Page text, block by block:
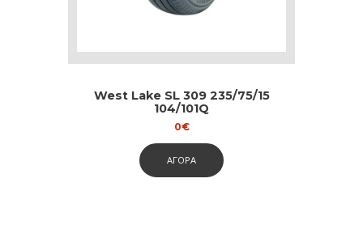
West Lake SL 309 235/75/15
104/101Q
0€
ΑΓΟΡΑ